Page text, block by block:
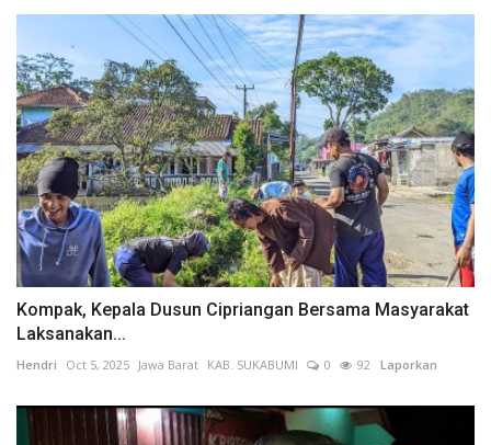
Kompak, Kepala Dusun Cipriangan Bersama Masyarakat
Laksanakan...
Hendri Oct 5, 2025 Jawa Barat KAB. SUKABUMI 0 92 Laporkan